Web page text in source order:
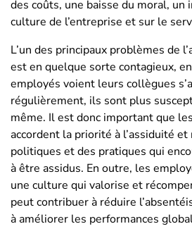
des coûts, une baisse du moral, un
culture de l’entreprise et sur le
L’un des principaux problèmes de
est en quelque sorte contagieux,
employés voient leurs collègues
régulièrement, ils sont plus
même. Il est donc important que
accordent la priorité à l’assiduité
politiques et des pratiques qui
à être assidus. En outre, les
une culture qui valorise et
peut contribuer à réduire
à améliorer les performances